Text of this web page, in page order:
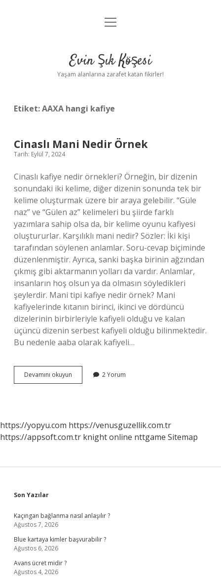
Anasayfa
Yasal Uyarı
menüyü
Evin Şık Köşesi
Yaşam alanlarına zarafet katan fikirler!
Etiket:AAXA hangi kafiye
Cinaslı Mani Nedir Örnek
Tarih: Eylül 7, 2024
Cinaslı kafiye nedir örnekleri? Örneğin, bir dizenin
sonundaki iki kelime, diğer dizenin sonunda tek bir
kelime oluşturmak üzere bir araya gelebilir. “Güle
naz” ve “Gülen az” kelimeleri bu şiirde farklı
yazımlara sahip olsa da, bir kelime oyunu kafiyesi
oluştururlar. Karşılıklı mani nedir? Sözler: İki kişi
tarafından söylenen anlamlar. Soru-cevap biçiminde
düzenlenmiştir. Ayrıca, sanki başka birinin ağzından
çıkmış gibi aktarmanın yolları da vardır. Anlamlar,
insanların hoş olsun ya da olmasın söyledikleri
şeylerdir. Mani tipi kafiye nedir örnek? Mani
kafiyelerinde kıtanın birinci, ikinci ve dördüncü
dizelerinin birbirleriyle kafiyeli olduğu ve kalan
üçüncü dizenin serbest kafiyeli olduğu bilinmektedir.
Bu nedenle aaba olarak kafiyeli…
Devamını okuyun
Mani
2 Yorum
https://yopyu.com https://venusguzellik.com.tr
https://appsoft.com.tr knight online nttgame Sitemap
Sidebar
Son Yazılar
Kaçıngan bağlanma nasıl anlaşılır ?
Ağustos 7, 2026
Blue kartaya kimler başvurabilir ?
Ağustos 6, 2026
Avans ücret midir ?
Ağustos 4, 2026